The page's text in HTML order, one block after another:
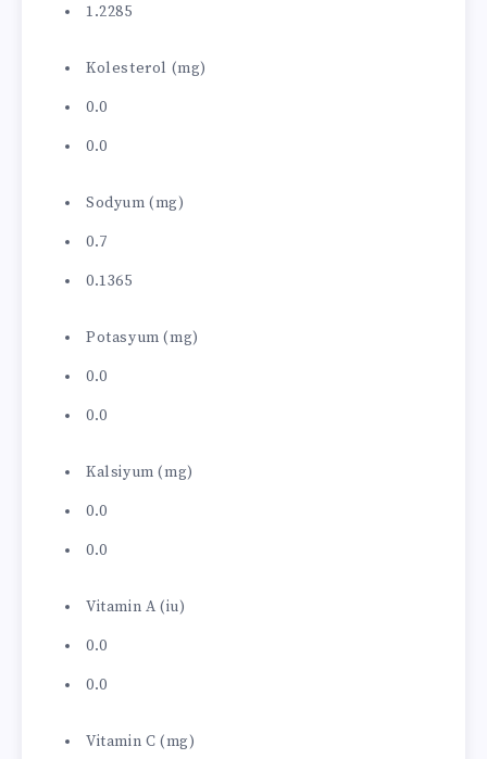
1.2285
Kolesterol (mg)
0.0
0.0
Sodyum (mg)
0.7
0.1365
Potasyum (mg)
0.0
0.0
Kalsiyum (mg)
0.0
0.0
Vitamin A (iu)
0.0
0.0
Vitamin C (mg)